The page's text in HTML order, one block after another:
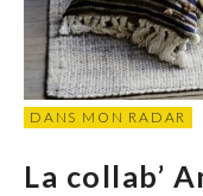
DANS MON RADAR
La collab’